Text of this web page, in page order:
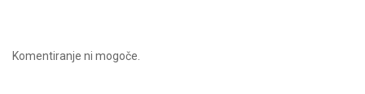
Komentiranje ni mogoče.